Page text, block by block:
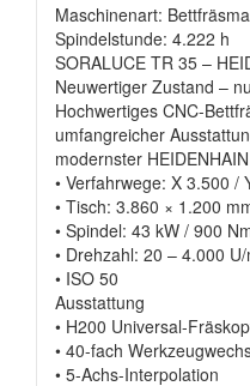
Maschinenart:
Spindelstunde: 4.222 h
SORALUCE TR 35 –
Neuwertiger Zustand –
Hochwertiges CNC-
umfangreicher
modernster
• Verfahrwege: X 3.500 /
• Tisch: 3.860 × 1.200
• Spindel: 43 kW / 900
• Drehzahl: 20 – 4.000
• ISO 50
Ausstattung
• H200 Universal-
• 40-fach
• 5-Achs-Interpolation